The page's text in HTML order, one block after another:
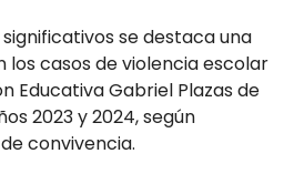
se destaca una
los casos de violencia escolar
Educativa Gabriel Plazas de
2023 y 2024, según
convivencia.